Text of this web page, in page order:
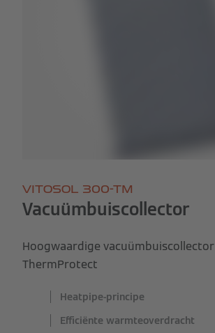
VITOSOL 300-TM
Vacuümbuiscollector
Hoogwaardige
ThermProtect
Heatpipe-principe
Efficiënte warmteoverdracht